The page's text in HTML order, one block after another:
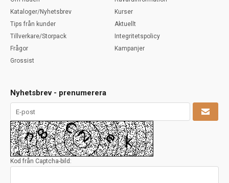
Kataloger/Nyhetsbrev
Tips från kunder
Tillverkare/Storpack
Frågor
Grossist
Kurser
Aktuellt
Integritetspolicy
Kampanjer
Nyhetsbrev - prenumerera
Kod från Captcha-bild: